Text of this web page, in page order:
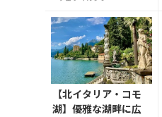
【北イタリア・コモ
湖】優雅な湖畔に広